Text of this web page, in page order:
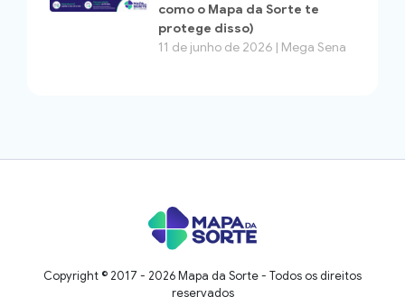
como o Mapa da Sorte te
protege disso)
11 de junho de 2026 | Mega Sena
Copyright © 2017 - 2026 Mapa da Sorte - Todos os direitos
reservados